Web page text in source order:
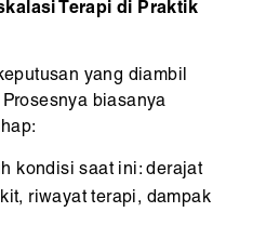
Terapi di Praktik
yang diambil
biasanya
kondisi saat ini: derajat
riwayat terapi, dampak